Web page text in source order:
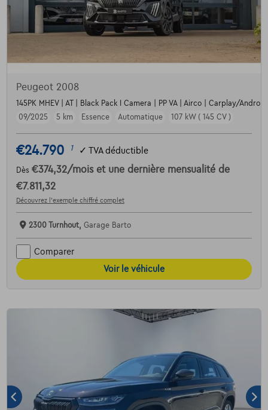
Peugeot 2008
145PK MHEV | AT | Black Pack I Camera | PP VA | Airco | Carplay/
09/2025
5 km Essence Automatique 107 kW ( 145 CV )
€24.790 1 ✓ TVA déductible
Dès €374,32/mois et une dernière mensualité de
€7.811,32
Découvrez l’exemple chiffré complet
2300 Turnhout, Garage Barto
Comparer
Voir le véhicule